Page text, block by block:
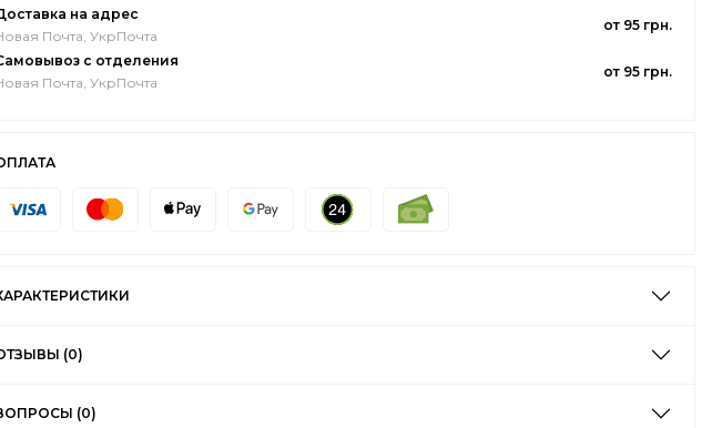
на адрес
Почта, УкрПочта
от 95 грн.
с отделения
Почта, УкрПочта
от 95 грн.
(0)
(0)